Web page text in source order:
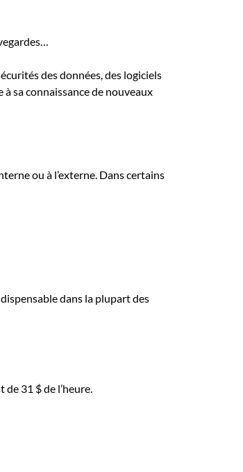
des données, des logiciels
sa connaissance de nouveaux
ou à l’externe. Dans certains
dans la plupart des
31 $ de l’heure.